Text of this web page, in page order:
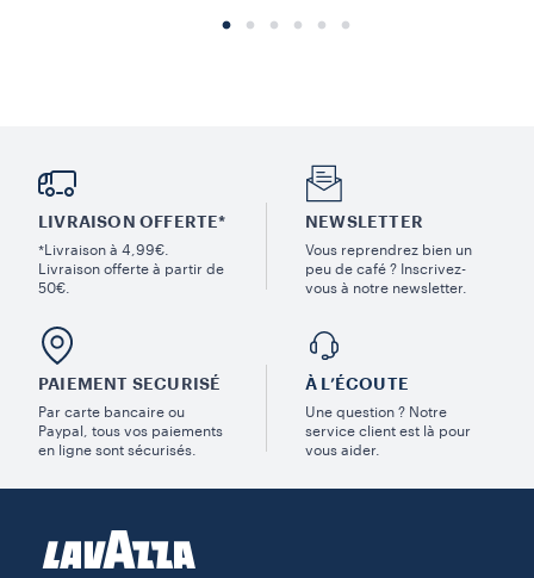
LIVRAISON OFFERTE*
*Livraison à 4,99€.
Livraison offerte à partir de
50€.
NEWSLETTER
Vous reprendrez bien un
peu de café ? Inscrivez-
vous à notre newsletter.
PAIEMENT SECURISÉ
Par carte bancaire ou
Paypal, tous vos paiements
en ligne sont sécurisés.
À L’ÉCOUTE
Une question ? Notre
service client est là pour
vous aider.